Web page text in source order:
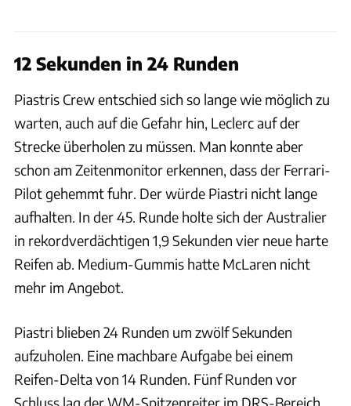
12 Sekunden in 24 Runden
Piastris Crew entschied sich so lange wie möglich zu
warten, auch auf die Gefahr hin, Leclerc auf der
Strecke überholen zu müssen. Man konnte aber
schon am Zeitenmonitor erkennen, dass der Ferrari-
Pilot gehemmt fuhr. Der würde Piastri nicht lange
aufhalten. In der 45. Runde holte sich der Australier
in rekordverdächtigen 1,9 Sekunden vier neue harte
Reifen ab. Medium-Gummis hatte McLaren nicht
mehr im Angebot.
Piastri blieben 24 Runden um zwölf Sekunden
aufzuholen. Eine machbare Aufgabe bei einem
Reifen-Delta von 14 Runden. Fünf Runden vor
Schluss lag der WM-Spitzenreiter im DRS-Bereich